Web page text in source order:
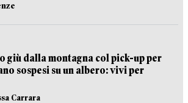
giù dalla montagna col pick-up per
sospesi su un albero: vivi per
Carrara